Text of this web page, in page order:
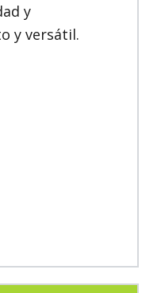
y
y versátil.